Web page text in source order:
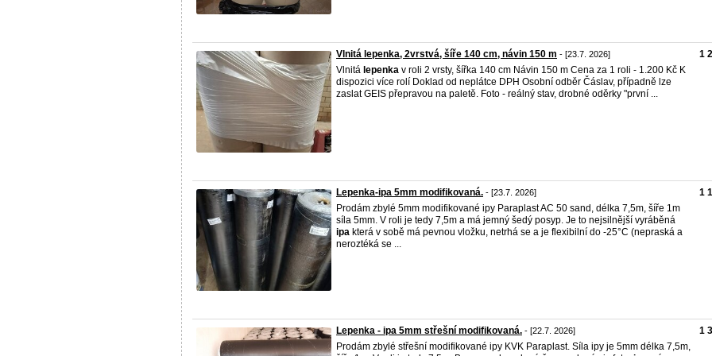
Vlnitá lepenka, 2vrstvá, šíře 140 cm, návin 150 m - [23.7. 2026]
Vlnitá lepenka v roli 2 vrsty, šířka 140 cm Návin 150 m Cena za 1 roli - 1.200 Kč K
dispozici více rolí Doklad od neplátce DPH Osobní odběr Čáslav, případně lze
zaslat GEIS přepravou na paletě. Foto - reálný stav, drobné oděrky "první ...
1
Lepenka-ipa 5mm modifikovaná. - [23.7. 2026]
Prodám zbylé 5mm modifikované ipy Paraplast AC 50 sand, délka 7,5m, šíře 1m
síla 5mm. V roli je tedy 7,5m a má jemný šedý posyp. Je to nejsilnější vyráběná
ipa která v sobě má pevnou vložku, netrhá se a je flexibilní do -25°C (nepraská a
neroztéká se ...
1
Lepenka - ipa 5mm střešní modifikovaná. - [22.7. 2026]
Prodám zbylé střešní modifikované ipy KVK Paraplast. Síla ipy je 5mm délka 7,5m,
1